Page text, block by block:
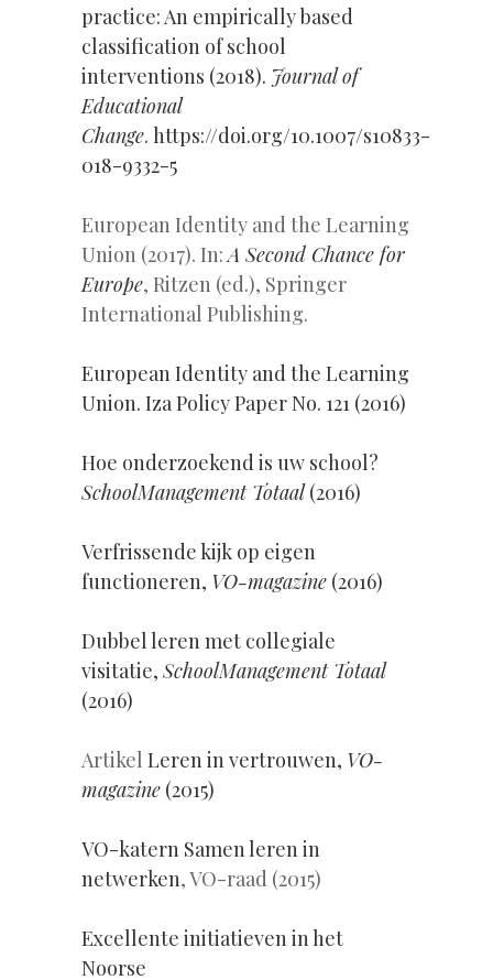
practice: An empirically based
classification of school
interventions (2018). Journal of
Educational
Change. https://doi.org/10.1007/s10833-
018-9332-5
European Identity and the Learning
Union (2017). In:A Second Chance for
Europe, Ritzen (ed.), Springer
International Publishing.
European Identity and the Learning
Union. Iza Policy Paper No. 121 (2016)
Hoe onderzoekend is uw school?
SchoolManagement Totaal(2016)
Verfrissende kijk op eigen
functioneren, VO-magazine (2016)
Dubbel leren met collegiale
visitatie,SchoolManagement Totaal
(2016)
Artikel Leren in vertrouwen, VO-
magazine (2015)
VO-katern Samen leren in
netwerken, VO-raad (2015)
Excellente initiatieven in het
Noorse